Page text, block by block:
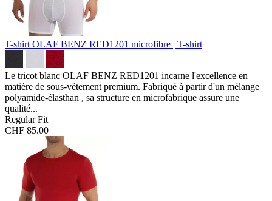
T-shirt OLAF BENZ RED1201 microfibre | T-shirt
Le tricot blanc OLAF BENZ RED1201 incarne l'excellence en
matière de sous-vêtement premium. Fabriqué à partir d'un mélange
polyamide-élasthan , sa structure en microfabrique assure une
qualité...
Regular Fit
CHF 85.00